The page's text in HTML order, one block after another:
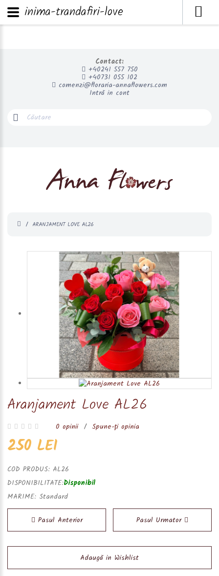
Contact:
+40241 557 750
+40731 055 102
comenzi@floraria-annaflowers.com
Intră in cont
ARANJAMENT LOVE AL26
Aranjament Love AL26
0 opinii / Spune-ţi opinia
250 LEI
COD PRODUS: AL26
DISPONIBILITATE:Disponibil
MARIME: Standard
Pasul Anterior Pasul Urmator
Adaugă in Wishlist
inima-trandafiri-love